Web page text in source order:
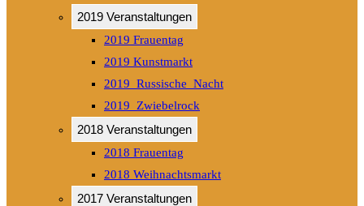
2019 Veranstaltungen
2019 Frauentag
2019 Kunstmarkt
2019_Russische_Nacht
2019_Zwiebelrock
2018 Veranstaltungen
2018 Frauentag
2018 Weihnachtsmarkt
2017 Veranstaltungen